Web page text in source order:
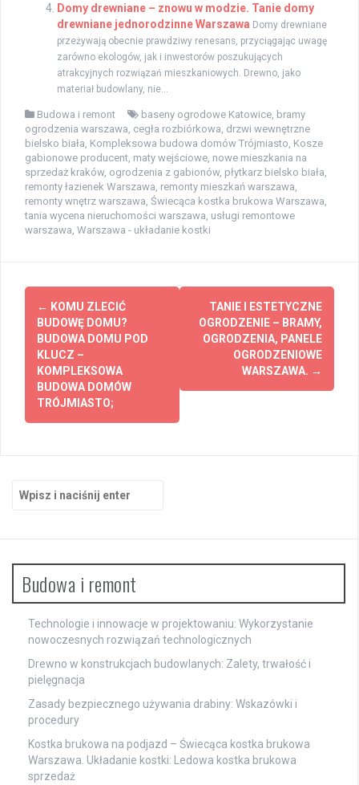
Domy drewniane – znowu w modzie. Tanie domy
drewniane jednorodzinne Warszawa Domy drewniane
przeżywają obecnie prawdziwy renesans, przyciągając uwagę
zarówno ekologów, jak i inwestorów poszukujących
atrakcyjnych rozwiązań mieszkaniowych. Drewno, jako
materiał budowlany, nie...
Budowa i remont baseny ogrodowe Katowice, bramy
ogrodzenia warszawa, cegła rozbiórkowa, drzwi wewnętrzne
bielsko biała, Kompleksowa budowa domów Trójmiasto, Kosze
gabionowe producent, maty wejściowe, nowe mieszkania na
sprzedaż kraków, ogrodzenia z gabionów, płytkarz bielsko biała,
remonty łazienek Warszawa, remonty mieszkań warszawa,
remonty wnętrz warszawa, Świecąca kostka brukowa Warszawa,
tania wycena nieruchomości warszawa, usługi remontowe
warszawa, Warszawa - układanie kostki
Zobacz
wpisy
← KOMU ZLECIĆ
BUDOWĘ DOMU?
BUDOWA DOMU POD
KLUCZ –
KOMPLEKSOWA
BUDOWA DOMÓW
TRÓJMIASTO;
TANIE I ESTETYCZNE
OGRODZENIE – BRAMY,
OGRODZENIA, PANELE
OGRODZENIOWE
WARSZAWA. →
Budowa i remont
Technologie i innowacje w projektowaniu: Wykorzystanie
nowoczesnych rozwiązań technologicznych
Drewno w konstrukcjach budowlanych: Zalety, trwałość i
pielęgnacja
Zasady bezpiecznego używania drabiny: Wskazówki i
procedury
Kostka brukowa na podjazd – Świecąca kostka brukowa
Warszawa. Układanie kostki: Ledowa kostka brukowa
sprzedaż